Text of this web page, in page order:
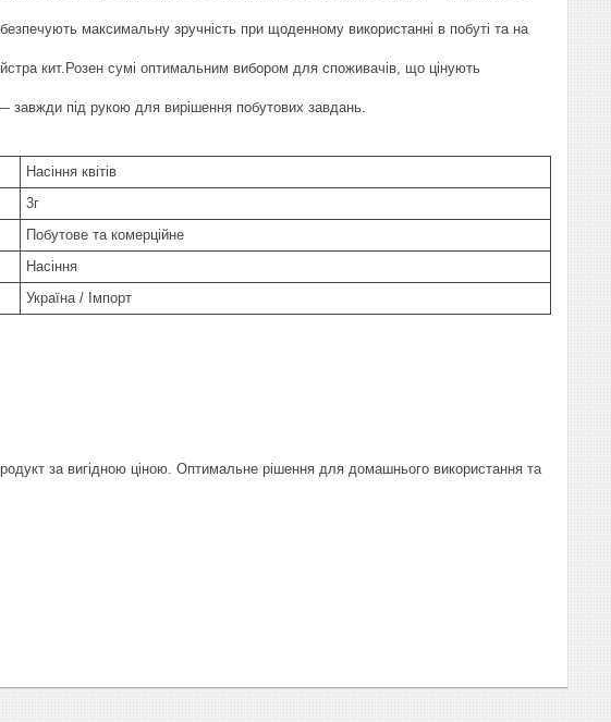
максимальну зручність при щоденному використанні в побуті та на
кит.Розен сумі оптимальним вибором для споживачів, що цінують
завжди під рукою для вирішення побутових завдань.
Насіння квітів
3г
Побутове та комерційне
Насіння
Україна / Імпорт
за вигідною ціною. Оптимальне рішення для домашнього використання та